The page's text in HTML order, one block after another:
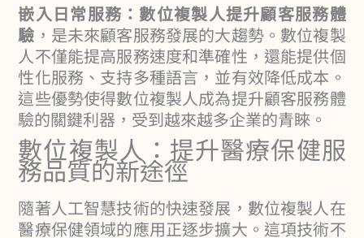
嵌入日常服務：數位複製人提升顧客服務體
驗 ，是未來顧客服務發展的大趨勢。數位複製
人不僅能提高服務速度和準確性，還能提供個
性化服務、支持多種語言，並有效降低成本。
這些優勢使得數位複製人成為提升顧客服務體
驗的關鍵利器，受到越來越多企業的青睞。
數位複製人：提升醫療保健服
務品質的新途徑
隨著人工智慧技術的快速發展，數位複製人在
醫療保健領域的應用正逐步擴大。這項技術不